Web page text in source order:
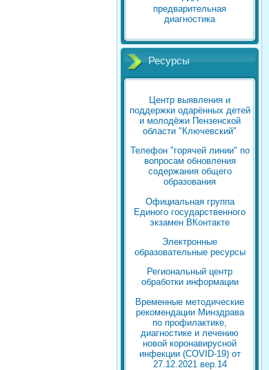
предварительная
диагностика
Ресурсы
Центр выявления и
поддержки одарённых детей
и молодёжи Пензенской
области "Ключевский"
Телефон "горячей линии" по
вопросам обновления
содержания общего
образования
Официальная группа
Единого государственного
экзамен ВКонтакте
Электронные
образовательные ресурсы
Региональный центр
обработки информации
Временные методические
рекомендации Минздрава
по профилактике,
диагностике и лечению
новой коронавирусной
инфекции (COVID-19) от
27.12.2021 вер.14